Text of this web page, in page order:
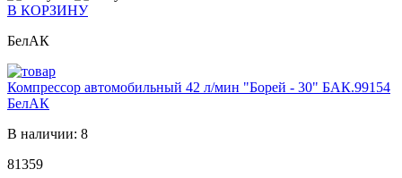
В КОРЗИНУ
БелАК
Компрессор автомобильный 42 л/мин "Борей - 30" БАК.99154
БелАК
В наличии: 8
81359